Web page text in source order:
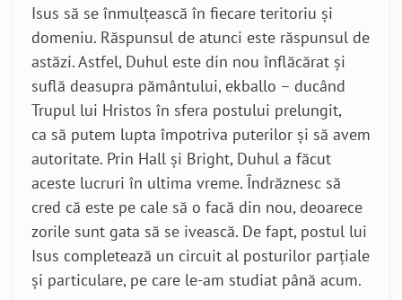
Isus să se înmulțească în fiecare teritoriu și
domeniu. Răspunsul de atunci este răspunsul de
astăzi. Astfel, Duhul este din nou înflăcărat și
suflă deasupra pământului, ekballo – ducând
Trupul lui Hristos în sfera postului prelungit,
ca să putem lupta împotriva puterilor și să avem
autoritate. Prin Hall și Bright, Duhul a făcut
aceste lucruri în ultima vreme. Îndrăznesc să
cred că este pe cale să o facă din nou, deoarece
zorile sunt gata să se ivească. De fapt, postul lui
Isus completează un circuit al posturilor parțiale
și particulare, pe care le-am studiat până acum.